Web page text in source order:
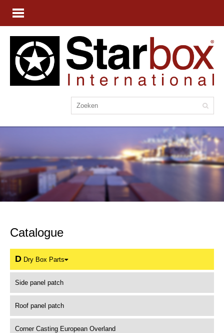
Catalogue
D Dry Box Parts
Side panel patch
Roof panel patch
Corner Casting European Overland